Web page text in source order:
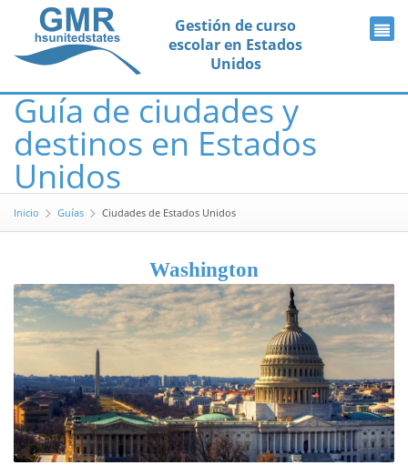
Gestión de curso
escolar en Estados
Unidos
Guía de ciudades y
destinos en Estados
Unidos
Inicio Guías Ciudades de Estados Unidos
Washington